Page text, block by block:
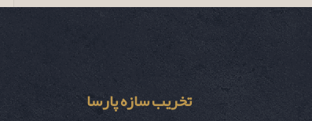
تخریب سازه پارسا